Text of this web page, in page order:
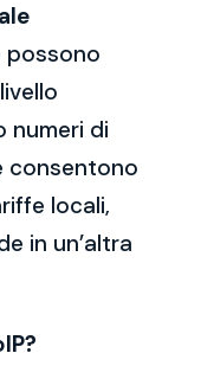
possono
numeri di
consentono
locali,
in un’altra